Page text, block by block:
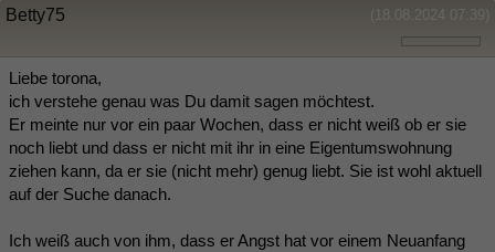
(18.08.2024 07:39)
Betty75
Liebe torona,
ich verstehe genau was Du damit sagen möchtest.
Er meinte nur vor ein paar Wochen, dass er nicht weiß ob er sie
noch liebt und dass er nicht mit ihr in eine Eigentumswohnung
ziehen kann, da er sie (nicht mehr) genug liebt. Sie ist wohl aktuell
auf der Suche danach.
Ich weiß auch von ihm, dass er Angst hat vor einem Neuanfang